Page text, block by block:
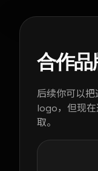
合作品
后续你可以把
logo，但现
取。